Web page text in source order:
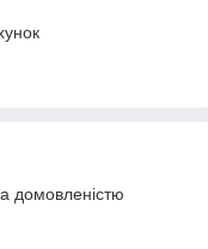
домовленістю